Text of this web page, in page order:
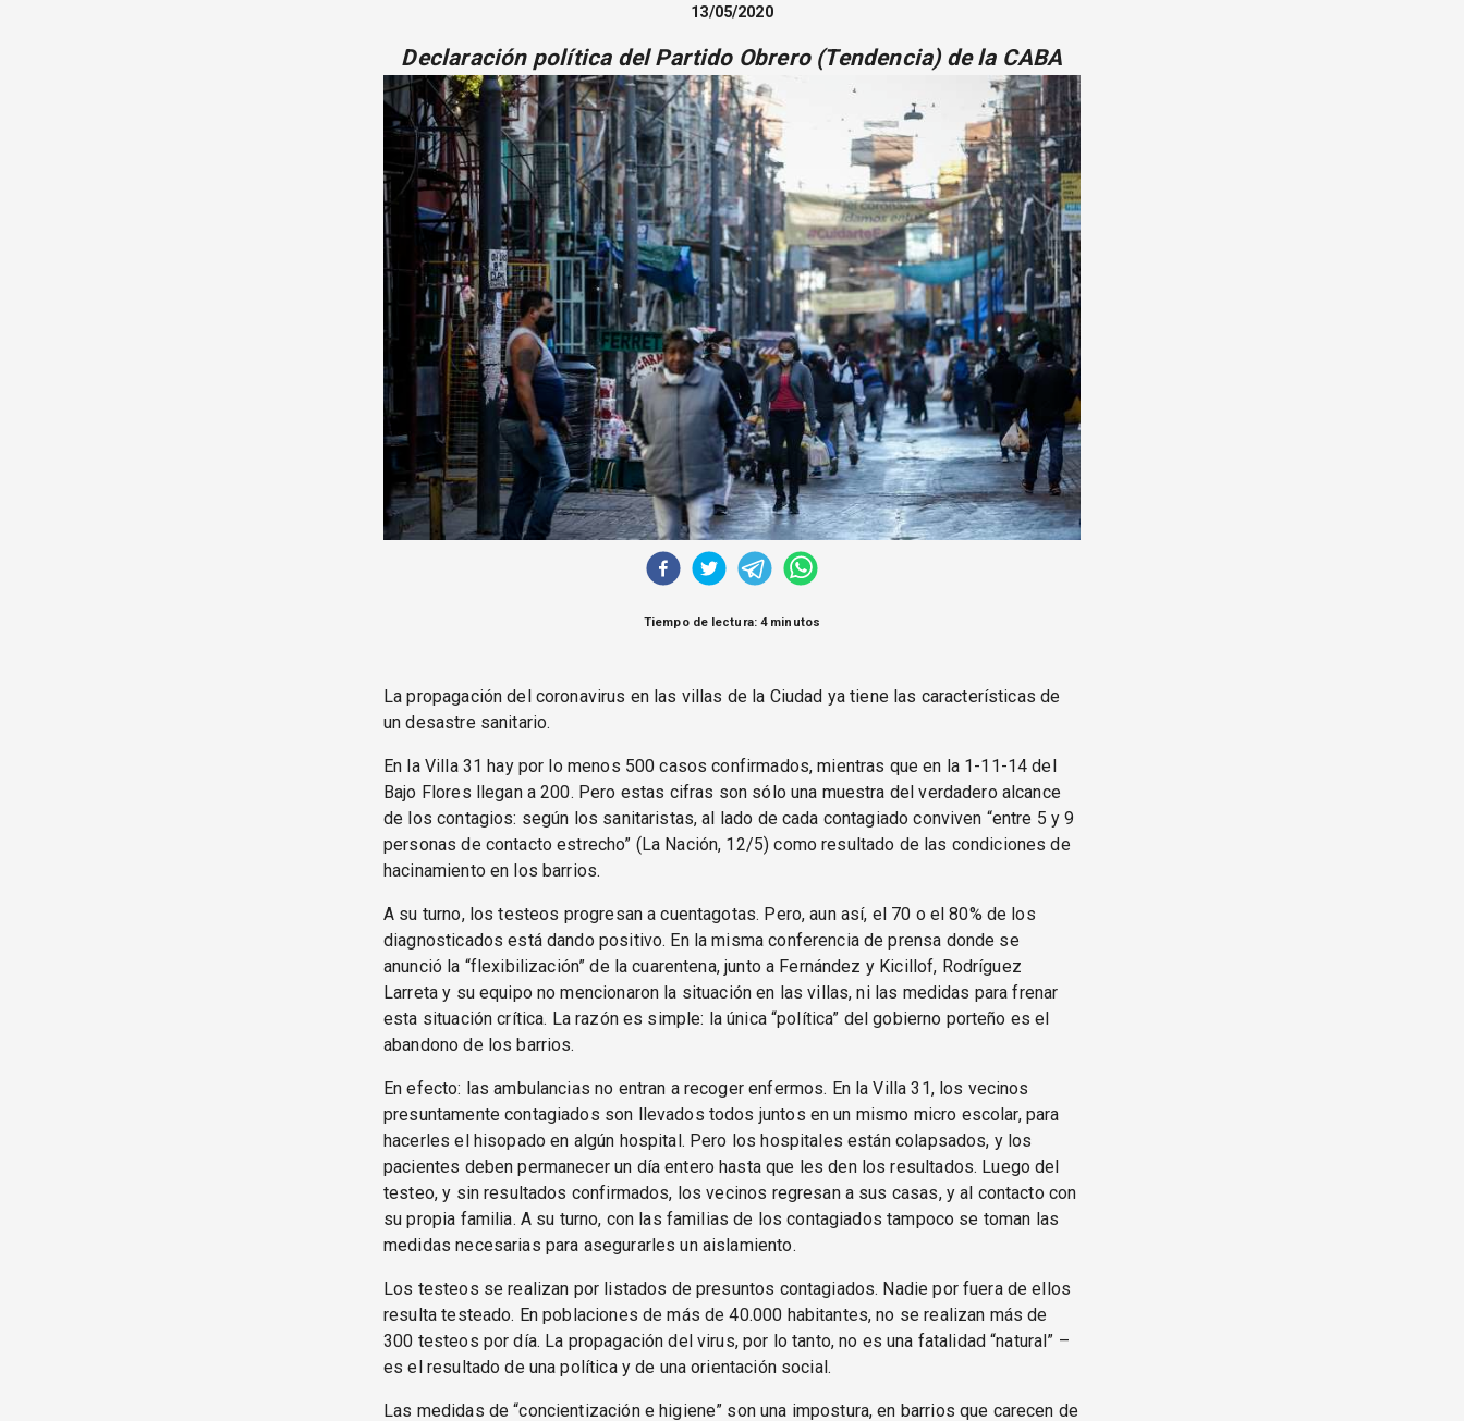
13/05/2020
Declaración política del Partido Obrero (Tendencia) de la CABA
Tiempo de lectura: 4 minutos
La propagación del coronavirus en las villas de la Ciudad ya tiene las características de
un desastre sanitario.
En la Villa 31 hay por lo menos 500 casos confirmados, mientras que en la 1-11-14 del
Bajo Flores llegan a 200. Pero estas cifras son sólo una muestra del verdadero alcance
de los contagios: según los sanitaristas, al lado de cada contagiado conviven “entre 5 y 9
personas de contacto estrecho” (La Nación, 12/5) como resultado de las condiciones de
hacinamiento en los barrios.
A su turno, los testeos progresan a cuentagotas. Pero, aun así, el 70 o el 80% de los
diagnosticados está dando positivo. En la misma conferencia de prensa donde se
anunció la “flexibilización” de la cuarentena, junto a Fernández y Kicillof, Rodríguez
Larreta y su equipo no mencionaron la situación en las villas, ni las medidas para frenar
esta situación crítica. La razón es simple: la única “política” del gobierno porteño es el
abandono de los barrios.
En efecto: las ambulancias no entran a recoger enfermos. En la Villa 31, los vecinos
presuntamente contagiados son llevados todos juntos en un mismo micro escolar, para
hacerles el hisopado en algún hospital. Pero los hospitales están colapsados, y los
pacientes deben permanecer un día entero hasta que les den los resultados. Luego del
testeo, y sin resultados confirmados, los vecinos regresan a sus casas, y al contacto con
su propia familia. A su turno, con las familias de los contagiados tampoco se toman las
medidas necesarias para asegurarles un aislamiento.
Los testeos se realizan por listados de presuntos contagiados. Nadie por fuera de ellos
resulta testeado. En poblaciones de más de 40.000 habitantes, no se realizan más de
300 testeos por día. La propagación del virus, por lo tanto, no es una fatalidad “natural” –
es el resultado de una política y de una orientación social.
Las medidas de “concientización e higiene” son una impostura, en barrios que carecen de